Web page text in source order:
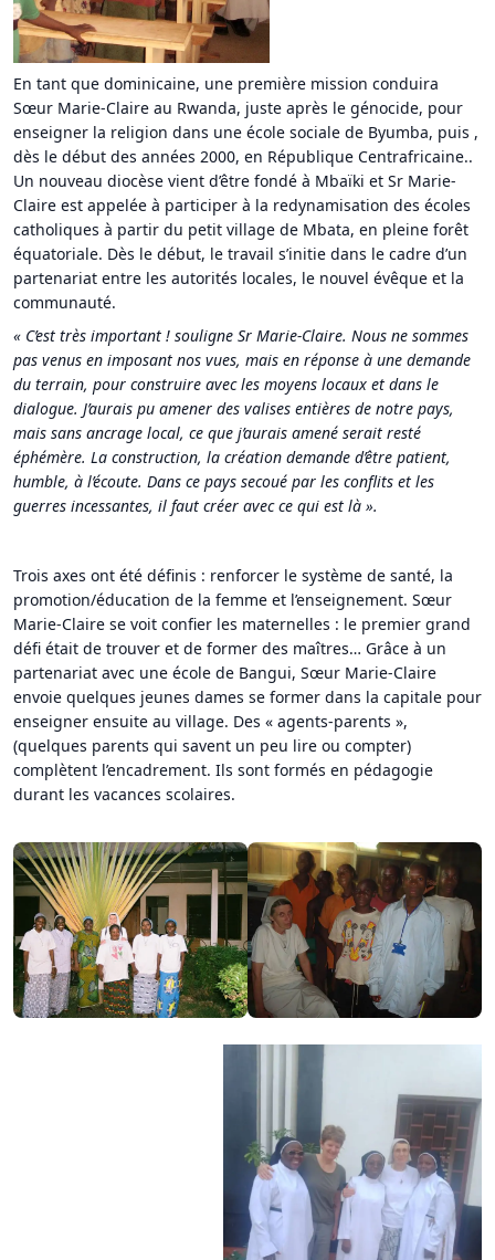
En tant que dominicaine, une première mission conduira
Sœur Marie-Claire au Rwanda, juste après le génocide, pour
enseigner la religion dans une école sociale de Byumba, puis ,
dès le début des années 2000, en République Centrafricaine..
Un nouveau diocèse vient d’être fondé à Mbaïki et Sr Marie-
Claire est appelée à participer à la redynamisation des écoles
catholiques à partir du petit village de Mbata, en pleine forêt
équatoriale. Dès le début, le travail s’initie dans le cadre d’un
partenariat entre les autorités locales, le nouvel évêque et la
communauté.
« C’est très important ! souligne Sr Marie-Claire. Nous ne sommes
pas venus en imposant nos vues, mais en réponse à une demande
du terrain, pour construire avec les moyens locaux et dans le
dialogue. J’aurais pu amener des valises entières de notre pays,
mais sans ancrage local, ce que j’aurais amené serait resté
éphémère. La construction, la création demande d’être patient,
humble, à l’écoute. Dans ce pays secoué par les conflits et les
guerres incessantes, il faut créer avec ce qui est là ».
Trois axes ont été définis : renforcer le système de santé, la
promotion/éducation de la femme et l’enseignement. Sœur
Marie-Claire se voit confier les maternelles : le premier grand
défi était de trouver et de former des maîtres… Grâce à un
partenariat avec une école de Bangui, Sœur Marie-Claire
envoie quelques jeunes dames se former dans la capitale pour
enseigner ensuite au village. Des « agents-parents »,
(quelques parents qui savent un peu lire ou compter)
complètent l’encadrement. Ils sont formés en pédagogie
durant les vacances scolaires.